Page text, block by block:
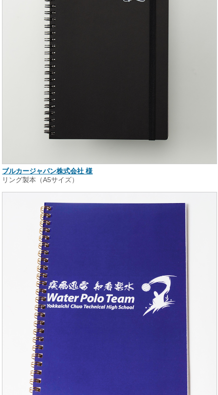
ブルカージャパン株式会社 様
リング製本（A5サイズ）